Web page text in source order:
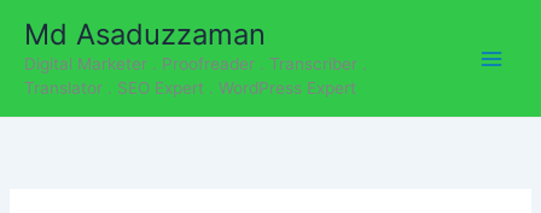
content
Md Asaduzzaman
Digital Marketer . Proofreader . Transcriber .
Translator . SEO Expert . WordPress Expert
a
t
e